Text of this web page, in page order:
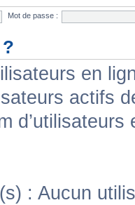
Mot de passe :
en
actifs
: Aucun